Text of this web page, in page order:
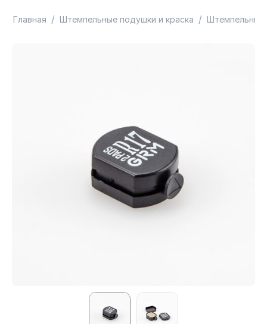
Главная / Штемпельные подушки и краска / Штемпельные